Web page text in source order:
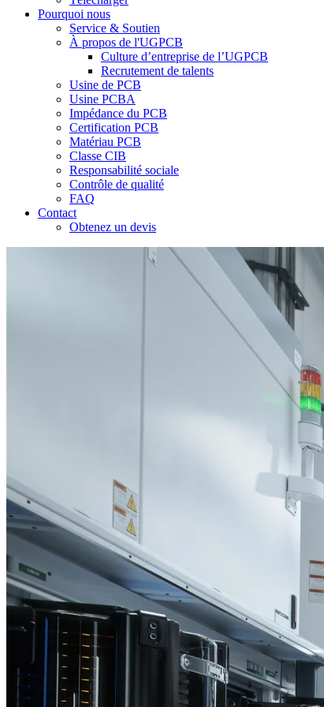
Pourquoi nous
Service & Soutien
À propos de l'UGPCB
Culture d’entreprise de l’UGPCB
Recrutement de talents
Usine de PCB
Usine PCBA
Impédance du PCB
Certification PCB
Matériau PCB
Classe CIB
Responsabilité sociale
Contrôle de qualité
FAQ
Contact
Obtenez un devis